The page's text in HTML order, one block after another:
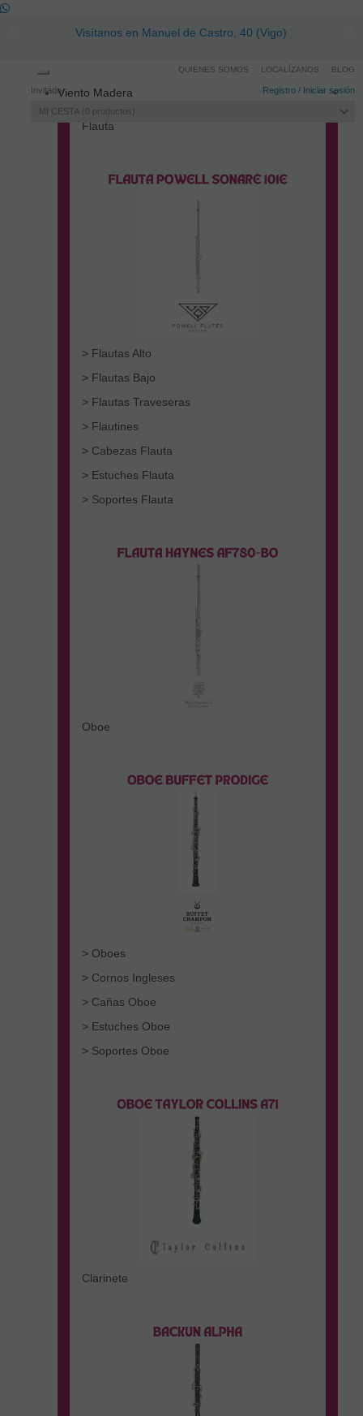
Visítanos en Manuel de Castro, 40 (Vigo)
Invitado Registro / Iniciar sesión
MI CESTA 0 productos
QUIENES SOMOS LOCALÍZANOS BLOG
navigation
Viento Madera
Flauta
> Flautas Alto
> Flautas Bajo
> Flautas Traveseras
> Flautines
> Cabezas Flauta
> Estuches Flauta
> Soportes Flauta
Oboe
> Oboes
> Cornos Ingleses
> Cañas Oboe
> Estuches Oboe
> Soportes Oboe
Clarinete